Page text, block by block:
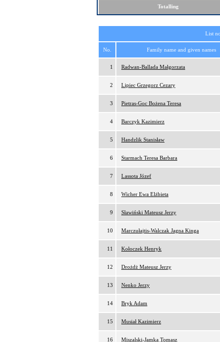
Totalling
List
No. Family name and given names
1 Radwan-Ballada Małgorzata
2 Lipiec Grzegorz Cezary
3 Pietras-Goc Bożena Teresa
4 Barczyk Kazimierz
5 Handzlik Stanisław
6 Starmach Teresa Barbara
7 Lassota Józef
8 Wicher Ewa Elżbieta
9 Sławiński Mateusz Jerzy
10 Marczułajtis-Walczak Jagna Kinga
11 Kołoczek Henryk
12 Drożdż Mateusz Jerzy
13 Nenko Jerzy
14 Bryk Adam
15 Musiał Kazimierz
16 Miszalski-Jamka Tomasz